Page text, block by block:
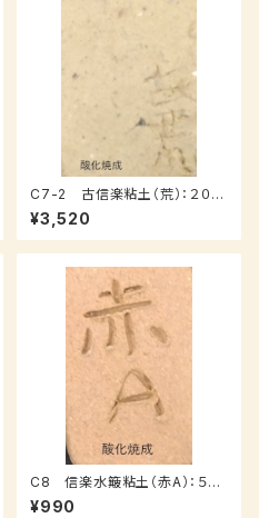
C7-2 古信楽粘土（荒）：２０ｋ
ｇ
¥3,520
C8 信楽水簸粘土（赤A）：５ｋ
ｇ
¥990